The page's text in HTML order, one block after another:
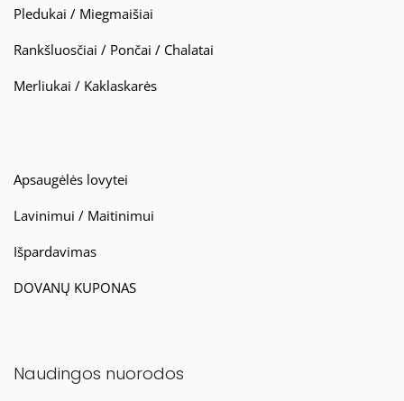
Pledukai / Miegmaišiai
Rankšluosčiai / Pončai / Chalatai
Merliukai / Kaklaskarės
Apsaugėlės lovytei
Lavinimui / Maitinimui
Išpardavimas
DOVANŲ KUPONAS
Naudingos nuorodos